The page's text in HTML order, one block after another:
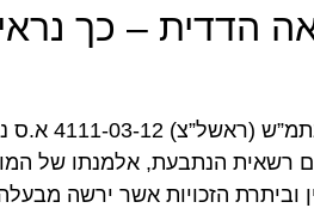
הדדית – כך
השאלה המשפטית
רשאית הנתבעת, אלמנתו של
וביתרת הזכויות אשר ירשה